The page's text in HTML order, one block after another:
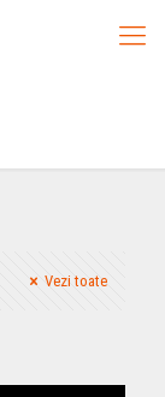
Vezi toate